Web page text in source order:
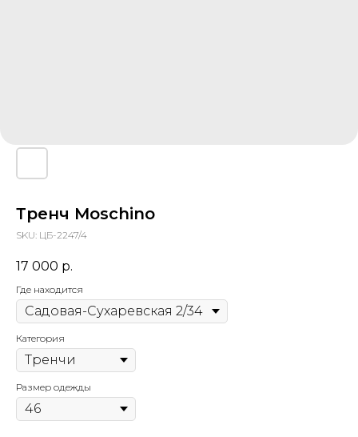
Тренч Moschino
SKU: ЦБ-2247/4
17 000 р.
Где находится
Категория
Размер одежды